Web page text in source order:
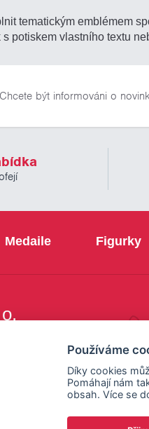
tematickým emblémem
potiskem vlastního textu
Chcete být informováni o
Medaile Figurky
Používáme
Díky cookies
Pomáhají nám
obsah. Více se